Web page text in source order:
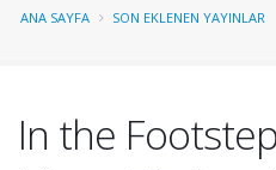
ANA SAYFA SON EKLENEN YAYINLAR
In the